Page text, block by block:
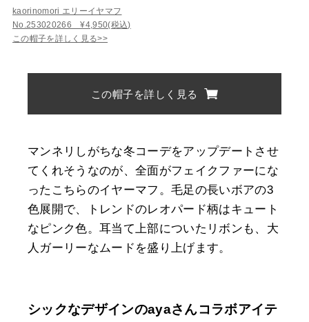
kaorinomori エリーイヤマフ
No.253020266 ¥4,950(税込)
この帽子を詳しく見る>>
この帽子を詳しく見る
マンネリしがちな冬コーデをアップデートさせ
てくれそうなのが、全面がフェイクファーにな
ったこちらのイヤーマフ。毛足の長いボアの3
色展開で、トレンドのレオパード柄はキュート
なピンク色。耳当て上部についたリボンも、大
人ガーリーなムードを盛り上げます。
シックなデザインのayaさんコラボアイテ